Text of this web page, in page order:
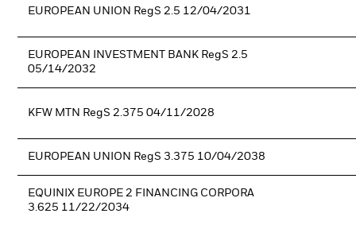
EUROPEAN UNION RegS 2.5 12/04/2031
EUROPEAN INVESTMENT BANK RegS 2.5
05/14/2032
KFW MTN RegS 2.375 04/11/2028
EUROPEAN UNION RegS 3.375 10/04/2038
EQUINIX EUROPE 2 FINANCING CORPORA
3.625 11/22/2034